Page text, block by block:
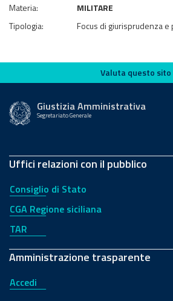
Materia:
MILITARE
Tipologia:
Focus di giurisprudenza e
Valuta questo sito
Valuta questo sito
Giustizia Amministrativa
Segretariato Generale
Uffici relazioni con il pubblico
Consiglio di Stato
CGA Regione siciliana
TAR
Amministrazione trasparente
Accedi